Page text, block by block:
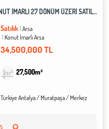
ANTALYA MURATPAŞA ZEYTINKÖYDE KONUT İMARLI 27 DÖNÜM ÜZERI SATILIK ARSA
Satılık Arsa
Konut İmarlı Arsa
34,500,000 TL
27,500m²
Türkiye Antalya / Muratpaşa/ Merkez